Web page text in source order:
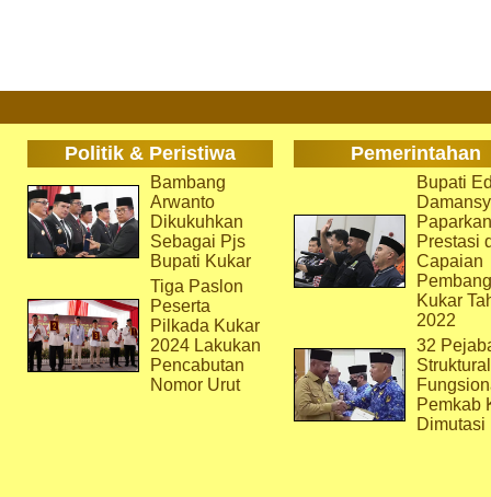
Politik & Peristiwa Pemerintahan
Bambang
Arwanto
Dikukuhkan
Sebagai Pjs
Bupati Kukar
Tiga Paslon
Peserta
Pilkada Kukar
2024 Lakukan
Pencabutan
Nomor Urut
Bupati
Paparkan
Prestasi
Capaian
Kukar
2022
32
Pemkab
Dimutasi